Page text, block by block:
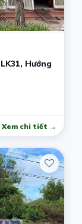
Hướng
Xem chi tiết →